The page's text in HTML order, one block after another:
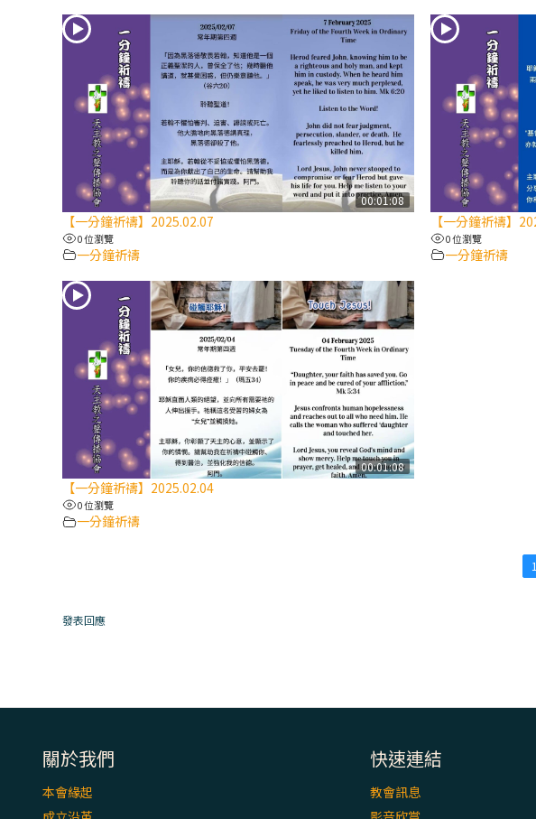
00:01:08
【一分鐘祈禱】2025.02.07
0 位瀏覽
一分鐘祈禱
【一分鐘祈禱】
0 位瀏覽
一分鐘祈禱
00:01:08
【一分鐘祈禱】2025.02.04
0 位瀏覽
一分鐘祈禱
1
發表回應
關於我們
本會緣起
快速連結
教會訊息